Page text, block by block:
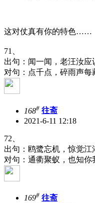
这对仗真有你的特色……
71、
出句：闻一闻，老汪汝应
对句：点千点，碎雨声每
168# 往斋
2021-6-11 12:18
72、
出句：鸥鹭忘机，惊觉江
对句：通衢聚蚁，也知你
169# 往斋